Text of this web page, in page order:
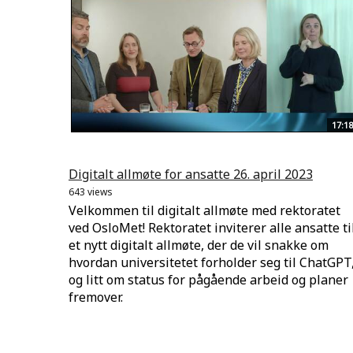
17:18
Digitalt allmøte for ansatte 26. april 2023
643 views
Velkommen til digitalt allmøte med rektoratet
ved OsloMet! Rektoratet inviterer alle ansatte
et nytt digitalt allmøte, der de vil snakke om
hvordan universitetet forholder seg til
og litt om status for pågående arbeid og planer
fremover.